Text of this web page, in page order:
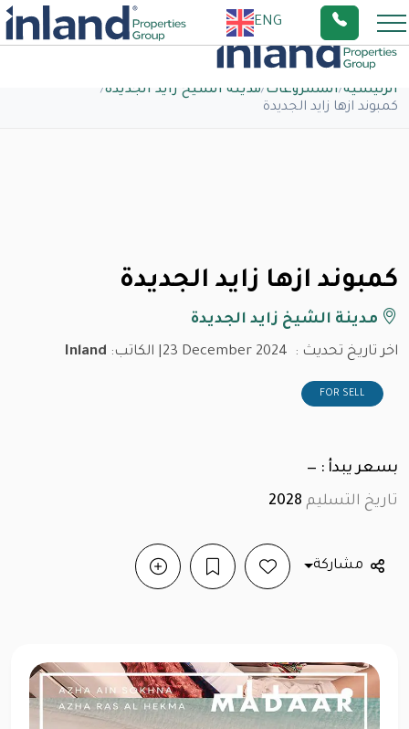
ENG
الرئيسية/المشروعات/مدينة الشيخ زايد الجديدة/
كمبوند ازها زايد الجديدة
كمبوند ازها زايد الجديدة
مدينة الشيخ زايد الجديدة
اخر تاريخ تحديث : 23 December 2024 | الكاتب: Inland
FOR SELL
بسعر يبدأ : —
تاريخ التسليم 2028
مشاركة